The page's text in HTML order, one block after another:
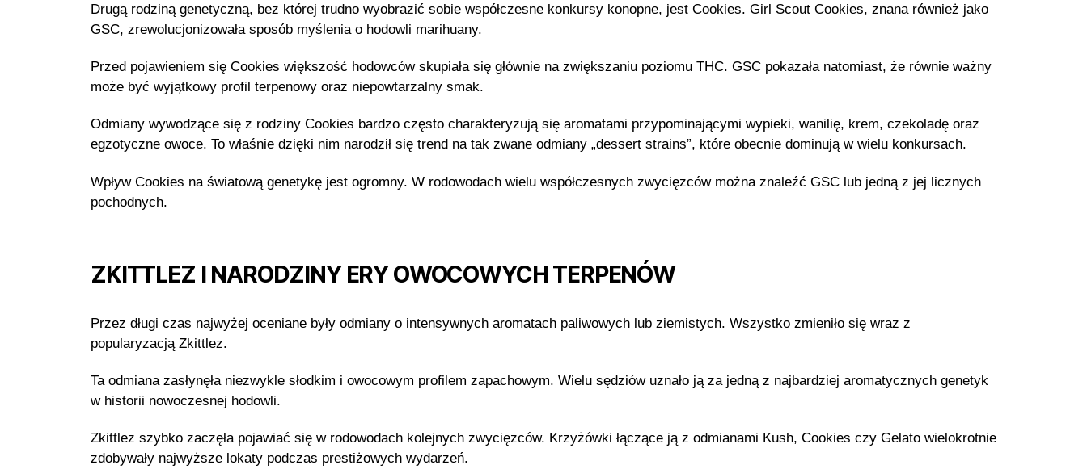
Drugą rodziną genetyczną, bez której trudno wyobrazić sobie współczesne konkursy konopne, jest Cookies. Girl Scout Cookies, znana również jako
GSC, zrewolucjonizowała sposób myślenia o hodowli marihuany.
Przed pojawieniem się Cookies większość hodowców skupiała się głównie na zwiększaniu poziomu THC. GSC pokazała natomiast, że równie ważny
może być wyjątkowy profil terpenowy oraz niepowtarzalny smak.
Odmiany wywodzące się z rodziny Cookies bardzo często charakteryzują się aromatami przypominającymi wypieki, wanilię, krem, czekoladę oraz
egzotyczne owoce. To właśnie dzięki nim narodził się trend na tak zwane odmiany „dessert strains”, które obecnie dominują w wielu konkursach.
Wpływ Cookies na światową genetykę jest ogromny. W rodowodach wielu współczesnych zwycięzców można znaleźć GSC lub jedną z jej licznych
pochodnych.
ZKITTLEZ I NARODZINY ERY OWOCOWYCH TERPENÓW
Przez długi czas najwyżej oceniane były odmiany o intensywnych aromatach paliwowych lub ziemistych. Wszystko zmieniło się wraz z
popularyzacją Zkittlez.
Ta odmiana zasłynęła niezwykle słodkim i owocowym profilem zapachowym. Wielu sędziów uznało ją za jedną z najbardziej aromatycznych genetyk
w historii nowoczesnej hodowli.
Zkittlez szybko zaczęła pojawiać się w rodowodach kolejnych zwycięzców. Krzyżówki łączące ją z odmianami Kush, Cookies czy Gelato wielokrotnie
zdobywały najwyższe lokaty podczas prestiżowych wydarzeń.